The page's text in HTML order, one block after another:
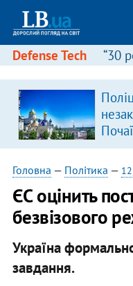
Defense Tech “30
Головна — Політика —
ЄС оцінить
безвізового
Україна
завдання.